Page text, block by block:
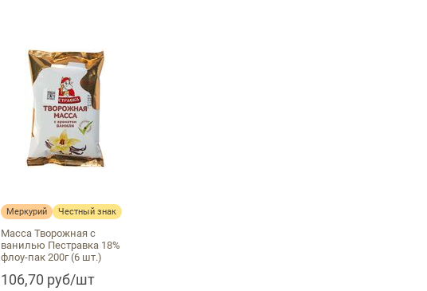
Меркурий Честный знак
Масса Творожная с
ванилью Пестравка 18%
флоу-пак 200г (6 шт.)
106,70 руб/шт